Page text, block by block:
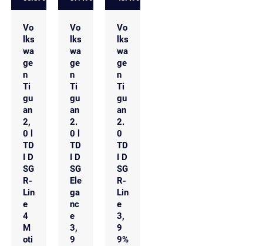
Vo
lks
wa
ge
n
Ti
gu
an
2,
0 l
TD
I D
SG
R-
Lin
e
4
M
oti
Vo
lks
wa
ge
n
Ti
gu
an
2.
0 l
TD
I D
SG
Ele
ga
nc
e
3,
9
Vo
lks
wa
ge
n
Ti
gu
an
2.
0
TD
I D
SG
R-
Lin
e
3,
9
9%